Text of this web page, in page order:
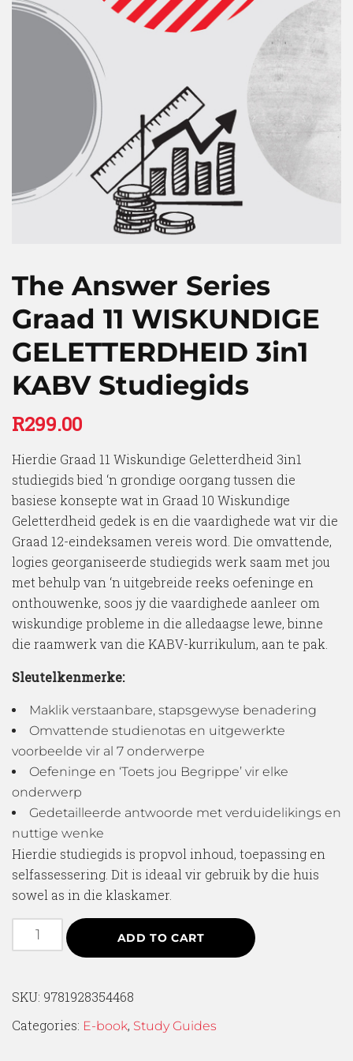
The Answer Series
Graad 11 WISKUNDIGE
GELETTERDHEID 3in1
KABV Studiegids
R299.00
Hierdie Graad 11 Wiskundige Geletterdheid 3in1
studiegids bied ‘n grondige oorgang tussen die
basiese konsepte wat in Graad 10 Wiskundige
Geletterdheid gedek is en die vaardighede wat vir die
Graad 12-eindeksamen vereis word. Die omvattende,
logies georganiseerde studiegids werk saam met jou
met behulp van ‘n uitgebreide reeks oefeninge en
onthouwenke, soos jy die vaardighede aanleer om
wiskundige probleme in die alledaagse lewe, binne
die raamwerk van die KABV-kurrikulum, aan te pak.
Sleutelkenmerke:
Maklik verstaanbare, stapsgewyse benadering
Omvattende studienotas en uitgewerkte
voorbeelde vir al 7 onderwerpe
Oefeninge en ‘Toets jou Begrippe’ vir elke
onderwerp
Gedetailleerde antwoorde met verduidelikings en
nuttige wenke
Hierdie studiegids is propvol inhoud, toepassing en
selfassessering. Dit is ideaal vir gebruik by die huis
sowel as in die klaskamer.
ADD TO CART
SKU: 9781928354468
Categories: E-book, Study Guides